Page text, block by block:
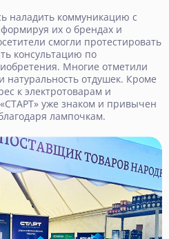
наладить коммуникацию с
их о брендах и
смогли протестировать
консультацию по
Многие отметили
натуральность отдушек. Кроме
к электротоварам и
уже знаком и привычен
лампочкам.